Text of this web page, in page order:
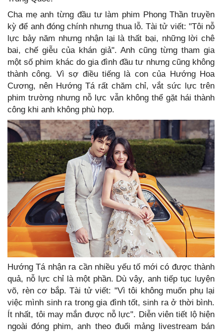
Cha mẹ anh từng đầu tư làm phim Phong Thần truyền
kỳ để anh đóng chính nhưng thua lỗ. Tài tử viết: "Tôi nỗ
lực bảy năm nhưng nhận lại là thất bại, những lời chê
bai, chế giễu của khán giả". Anh cũng từng tham gia
một số phim khác do gia đình đầu tư nhưng cũng không
thành công. Vì sợ điều tiếng là con của Hướng Hoa
Cương, nên Hướng Tá rất chăm chỉ, vắt sức lực trên
phim trường nhưng nỗ lực vẫn không thể gặt hái thành
công khi anh không phù hợp.
Hướng Tá nhận ra cần nhiều yếu tố mới có được thành
quả, nỗ lực chỉ là một phần. Dù vậy, anh tiếp tục luyện
võ, rèn cơ bắp. Tài tử viết: "Vì tôi không muốn phụ lại
việc mình sinh ra trong gia đình tốt, sinh ra ở thời bình.
Ít nhất, tôi may mắn được nỗ lực". Diễn viên tiết lộ hiện
ngoài đóng phim, anh theo đuổi mảng livestream bán